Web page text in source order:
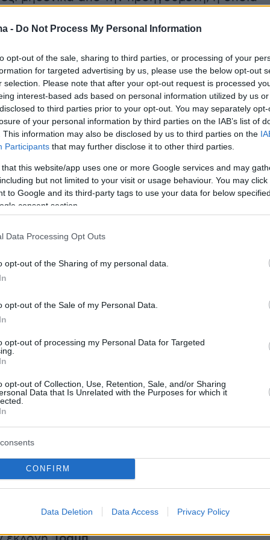
- Do Not Process My Personal Information
opt-out of the sale, sharing to third parties, or processing of your
for targeted advertising by us, please use the below opt-out
selection. Please note that after your opt-out request is processed
interest-based ads based on personal information utilized by us
to third parties prior to your opt-out. You may separately
of your personal information by third parties on the IAB’s list of
This information may also be disclosed by us to third parties on the
Participants that may further disclose it to other third parties.
that this website/app uses one or more Google services and may
but not limited to your visit or usage behaviour. You may
to Google and its third-party tags to use your data for below
consent section.
Data Processing Opt Outs
opt-out of the Sharing of my personal data.
opt-out of the Sale of my Personal Data.
opt-out of processing my Personal Data for Targeted
opt-out of Collection, Use, Retention, Sale, and/or Sharing
Data that Is Unrelated with the Purposes for which it
CONFIRM
Data Deletion Data Access Privacy Policy
και οργανισμών και με τα έσοδα
χρέος σχεδόν στο 1/3 - το 2015 το
ως ποσοστό του ΑΕΠ είχε υποχωρήσει στο
ξεκίνησε ένα φαραωνικό πρόγραμμα
συνεργασία με τον ιδιωτικό τομέα- που
αυτοκινητόδρομους, αεροδρόμια και έργα
πρόσωπό της.
κεφαλαίων την ανέλαβε ο ιδιωτικός
ο Ερντογάν άνοιξε την οικονομία
τις διεθνείς επενδύσεις. Διαφήμισε τη
προσελκύοντας πακτωλούς κεφαλαίων
αποδόσεων που έκαναν τους ξένους
Χαρούμενοι ήταν και τα
Τούρκων που κατά τη διάρκεια της
πήραν δάνεια, έχτισαν σιγά-σιγά την
της (μικρο)μεσαίας τάξης.
στόχος του Ερντογάν δεν ήταν ο
της Τουρκίας, αλλά η ανάδειξη του ίδιου
και η εξασφάλιση διά βίου ηγεσίας.
άνοιξε την όρεξη για πολιτική
με την έναρξη της παγκόσμιας
και της απο-παγκοσμιοποίησης που